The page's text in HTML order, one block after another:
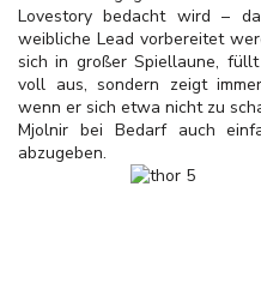
Lovestory bedacht wird –
weibliche Lead vorbereitet
sich in großer Spiellaune,
voll aus, sondern zeigt
wenn er sich etwa nicht zu
Mjolnir bei Bedarf auch
abzugeben.